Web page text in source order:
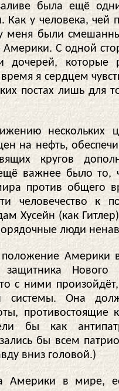
была ещё
Как у человека, чей
меня были
Америки. С одной
дочерей, которые
я сердцем
постах лишь для
нескольких
на нефть,
кругов
важнее было то,
против общего
человечество к
Хусейн (как
люди
Америки в
Нового
с ними
системы. Она
противостоящие
бы как
бы всем
вниз головой.)
Америки в мире,